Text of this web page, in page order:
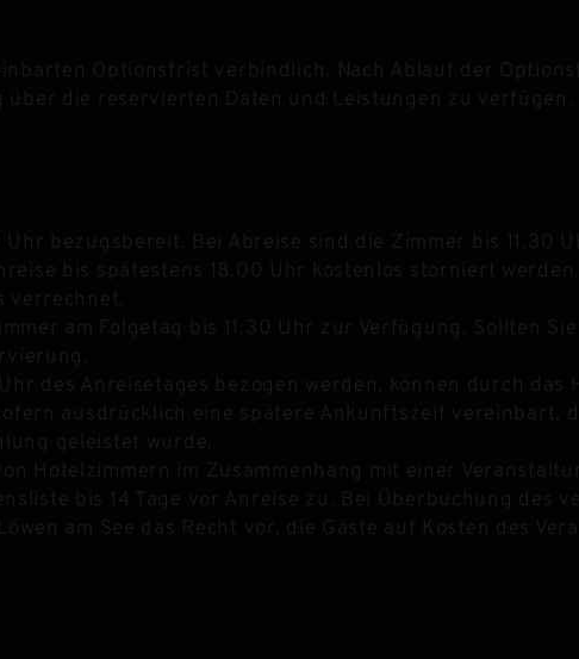
Optionsfrist verbindlich. Nach Ablauf der
über die reservierten Daten und Leistungen zu verfügen.
bezugsbereit. Bei Abreise sind die Zimmer bis 11.30
bis spätestens 18.00 Uhr kostenlos storniert
verrechnet.
am Folgetag bis 11.30 Uhr zur Verfügung. Sollten
des Anreisetages bezogen werden, können durch das
ausdrücklich eine spätere Ankunftszeit vereinbart,
geleistet wurde.
Hotelzimmern im Zusammenhang mit einer
bis 14 Tage vor Anreise zu. Bei Überbuchung des
am See das Recht vor, die Gäste auf Kosten des